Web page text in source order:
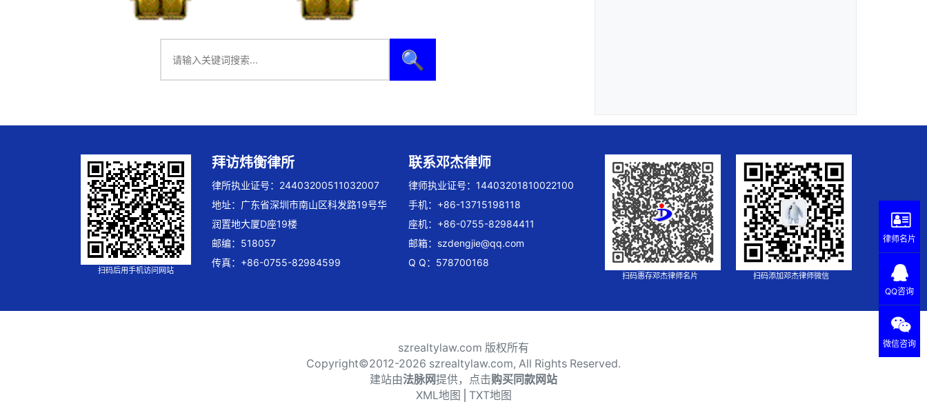
🔍
扫码后用手机访问网站
拜访炜衡律所
律所执业证号：24403200511032007
地址：广东省深圳市南山区科发路19号华
润置地大厦D座19楼
邮编：518057
传真：+86-0755-82984599
联系邓杰律师
律师执业证号：14403201810022100
手机：+86-13715198118
座机：+86-0755-82984411
邮箱： szdengjie@qq.com
Q Q：578700168
扫码惠存邓杰律师名片 扫码添加邓杰律师微信
szrealtylaw.com 版权所有
Copyright©2012-2026 szrealtylaw.com, All Rights Reserved.
建站由法脉网提供，点击购买同款网站
XML地图 TXT地图
律师名片
QQ咨询
微信咨询